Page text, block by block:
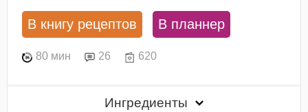
В книгу рецептов В планнер
80 мин 26 620
Ингредиенты